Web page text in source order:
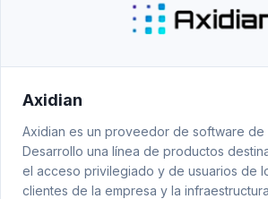
Axidian
Axidian es un proveedor de software de
Desarrollo una línea de productos
el acceso privilegiado y de usuarios de
clientes de la empresa y la